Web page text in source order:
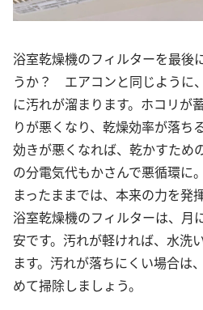
浴室乾燥機のフィルターを最後
うか？ エアコンと同じように
に汚れが溜まります。ホコリが
りが悪くなり、乾燥効率が落ち
効きが悪くなれば、乾かすため
の分電気代もかさんで悪循環に
まったままでは、本来の力を発
浴室乾燥機のフィルターは、月
安です。汚れが軽ければ、水洗
ます。汚れが落ちにくい場合は
めて掃除しましょう。